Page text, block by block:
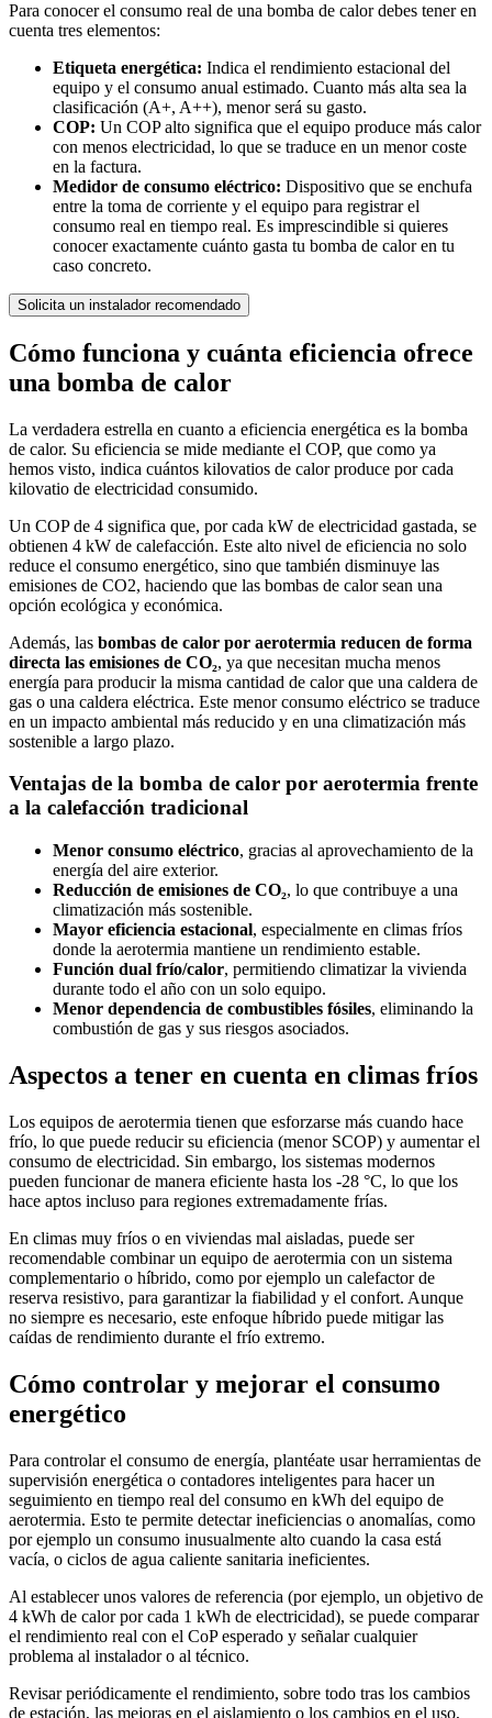
Para conocer el consumo real de una bomba de calor debes tener en
cuenta tres elementos:
Etiqueta energética: Indica el rendimiento estacional del
equipo y el consumo anual estimado. Cuanto más alta sea la
clasificación (A+, A++), menor será su gasto.
COP: Un COP alto significa que el equipo produce más calor
con menos electricidad, lo que se traduce en un menor coste
en la factura.
Medidor de consumo eléctrico: Dispositivo que se enchufa
entre la toma de corriente y el equipo para registrar el
consumo real en tiempo real. Es imprescindible si quieres
conocer exactamente cuánto gasta tu bomba de calor en tu
caso concreto.
Solicita un instalador recomendado
Cómo funciona y cuánta eficiencia ofrece
una bomba de calor
La verdadera estrella en cuanto a eficiencia energética es la bomba
de calor. Su eficiencia se mide mediante el COP, que como ya
hemos visto, indica cuántos kilovatios de calor produce por cada
kilovatio de electricidad consumido.
Un COP de 4 significa que, por cada kW de electricidad gastada, se
obtienen 4 kW de calefacción. Este alto nivel de eficiencia no solo
reduce el consumo energético, sino que también disminuye las
emisiones de CO2, haciendo que las bombas de calor sean una
opción ecológica y económica.
Además, las bombas de calor por aerotermia reducen de forma
directa las emisiones de CO₂, ya que necesitan mucha menos
energía para producir la misma cantidad de calor que una caldera de
gas o una caldera eléctrica. Este menor consumo eléctrico se traduce
en un impacto ambiental más reducido y en una climatización más
sostenible a largo plazo.
Ventajas de la bomba de calor por aerotermia frente
a la calefacción tradicional
Menor consumo eléctrico, gracias al aprovechamiento de la
energía del aire exterior.
Reducción de emisiones de CO₂, lo que contribuye a una
climatización más sostenible.
Mayor eficiencia estacional, especialmente en climas fríos
donde la aerotermia mantiene un rendimiento estable.
Función dual frío/calor, permitiendo climatizar la vivienda
durante todo el año con un solo equipo.
Menor dependencia de combustibles fósiles, eliminando la
combustión de gas y sus riesgos asociados.
Aspectos a tener en cuenta en climas fríos
Los equipos de aerotermia tienen que esforzarse más cuando hace
frío, lo que puede reducir su eficiencia (menor SCOP) y aumentar el
consumo de electricidad. Sin embargo, los sistemas modernos
pueden funcionar de manera eficiente hasta los -28 °C, lo que los
hace aptos incluso para regiones extremadamente frías.
En climas muy fríos o en viviendas mal aisladas, puede ser
recomendable combinar un equipo de aerotermia con un sistema
complementario o híbrido, como por ejemplo un calefactor de
reserva resistivo, para garantizar la fiabilidad y el confort. Aunque
no siempre es necesario, este enfoque híbrido puede mitigar las
caídas de rendimiento durante el frío extremo.
Cómo controlar y mejorar el consumo
energético
Para controlar el consumo de energía, plantéate usar herramientas de
supervisión energética o contadores inteligentes para hacer un
seguimiento en tiempo real del consumo en kWh del equipo de
aerotermia. Esto te permite detectar ineficiencias o anomalías, como
por ejemplo un consumo inusualmente alto cuando la casa está
vacía, o ciclos de agua caliente sanitaria ineficientes.
Al establecer unos valores de referencia (por ejemplo, un objetivo de
4 kWh de calor por cada 1 kWh de electricidad), se puede comparar
el rendimiento real con el CoP esperado y señalar cualquier
problema al instalador o al técnico.
Revisar periódicamente el rendimiento, sobre todo tras los cambios
de estación, las mejoras en el aislamiento o los cambios en el uso,